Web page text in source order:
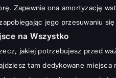
Zapewnia ona amortyzację
jego przesuwaniu
na Wszystko
jakiej potrzebujesz przed
tam dedykowane